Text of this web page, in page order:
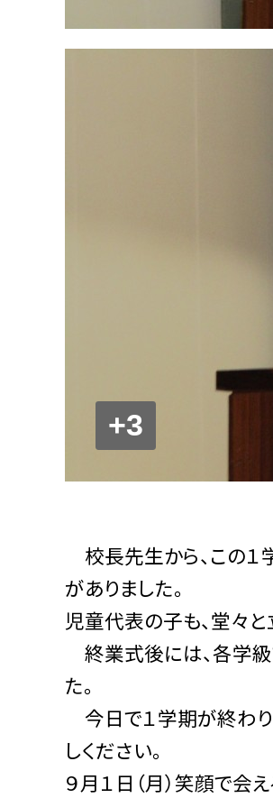
+3
校長先生から、この１
がありました。
児童代表の子も、堂々
終業式後には、各学級
た。
今日で１学期が終わ
しください。
９月１日（月）笑顔